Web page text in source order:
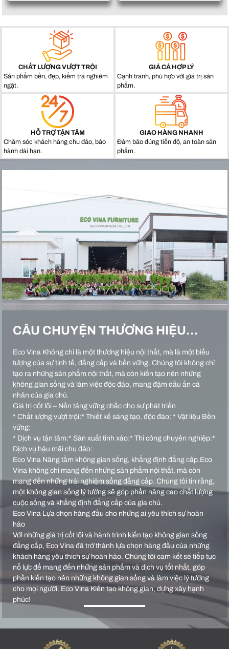
CHẤT LƯỢNG VƯỢT TRỘI
Sản phẩm bền, đẹp, kiểm tra nghiêm
ngặt.
GIÁ CẢ HỢP LÝ
Cạnh tranh, phù hợp với giá trị sản
phẩm.
HỖ TRỢ TẬN TÂM
Chăm sóc khách hàng chu đáo, bảo
hành dài hạn.
GIAO HÀNG NHANH
Đảm bảo đúng tiến độ, an toàn sản
phẩm.
CÂU CHUYỆN THƯƠNG HIỆU…
Eco Vina Không chỉ là một thương hiệu nội thất, mà là một biểu
tượng của sự tinh tế, đẳng cấp và bền vững. Chúng tôi không chỉ
tạo ra những sản phẩm nội thất, mà còn kiến tạo nên những
không gian sống và làm việc độc đáo, mang đậm dấu ấn cá
nhân của gia chủ.
Giá trị cốt lõi – Nền tảng vững chắc cho sự phát triển
* Chất lượng vượt trội:* Thiết kế sáng tạo, độc đáo: * Vật liệu Bền
vững:
* Dịch vụ tận tâm:* Sản xuất tinh xảo:* Thi công chuyên nghiệp:*
Dịch vụ hậu mãi chu đáo:
Eco Vina Nâng tầm không gian sống, khẳng định đẳng cấp.Eco
Vina không chỉ mang đến những sản phẩm nội thất, mà còn
mang đến những trải nghiệm sống đẳng cấp. Chúng tôi tin rằng,
một không gian sống lý tưởng sẽ góp phần nâng cao chất lượng
cuộc sống và khẳng định đẳng cấp của gia chủ.
Eco Vina Lựa chọn hàng đầu cho những ai yêu thích sự hoàn
hảo
Với những giá trị cốt lõi và hành trình kiến tạo không gian sống
đẳng cấp, Eco Vina đã trở thành lựa chọn hàng đầu của những
khách hàng yêu thích sự hoàn hảo. Chúng tôi cam kết sẽ tiếp tục
nỗ lực để mang đến những sản phẩm và dịch vụ tốt nhất, góp
phần kiến tạo nên những không gian sống và làm việc lý tưởng
cho mọi người. Eco Vina Kiến tạo không gian, dựng xây hạnh
phúc!